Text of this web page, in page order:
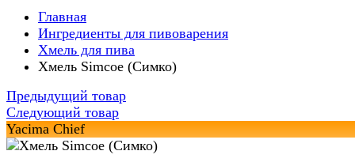
Главная
Ингредиенты для пивоварения
Хмель для пива
Хмель Simcoe (Симко)
Предыдущий товар
Следующий товар
Yacima Chief